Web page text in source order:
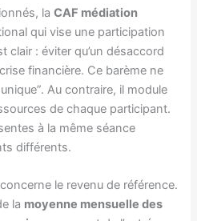
laCAF médiation
qui vise une participation
clair : éviter qu’un désaccord
financière. Ce barème ne
Au contraire, il module
de chaque participant.
à la même séance
différents.
le revenu de référence.
la moyenne mensuelle des